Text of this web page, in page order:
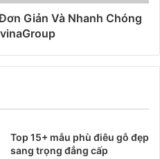
Giản Và Nhanh Chóng
Top 15+ mẫu phù điêu gỗ đẹp
sang trọng đẳng cấp